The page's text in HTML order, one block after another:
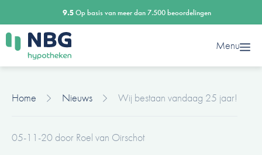
naar
de
inhoud
9.5Op basis van meer dan 7.500 beoordelingen
Menu
Home Nieuws Wij bestaan vandaag 25 jaar!
05-11-20 door Roel van Oirschot